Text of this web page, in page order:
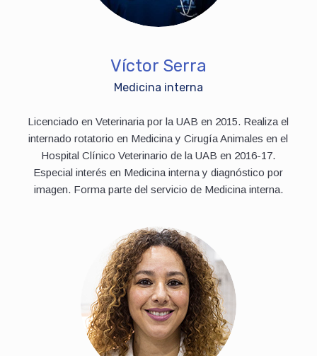
Víctor Serra
Medicina interna
Licenciado en Veterinaria por la UAB en 2015. Realiza el
internado rotatorio en Medicina y Cirugía Animales en el
Hospital Clínico Veterinario de la UAB en 2016-17.
Especial interés en Medicina interna y diagnóstico por
imagen. Forma parte del servicio de Medicina interna.